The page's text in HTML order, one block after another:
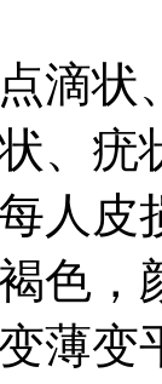
滴状
、疣
人皮
色，
薄变